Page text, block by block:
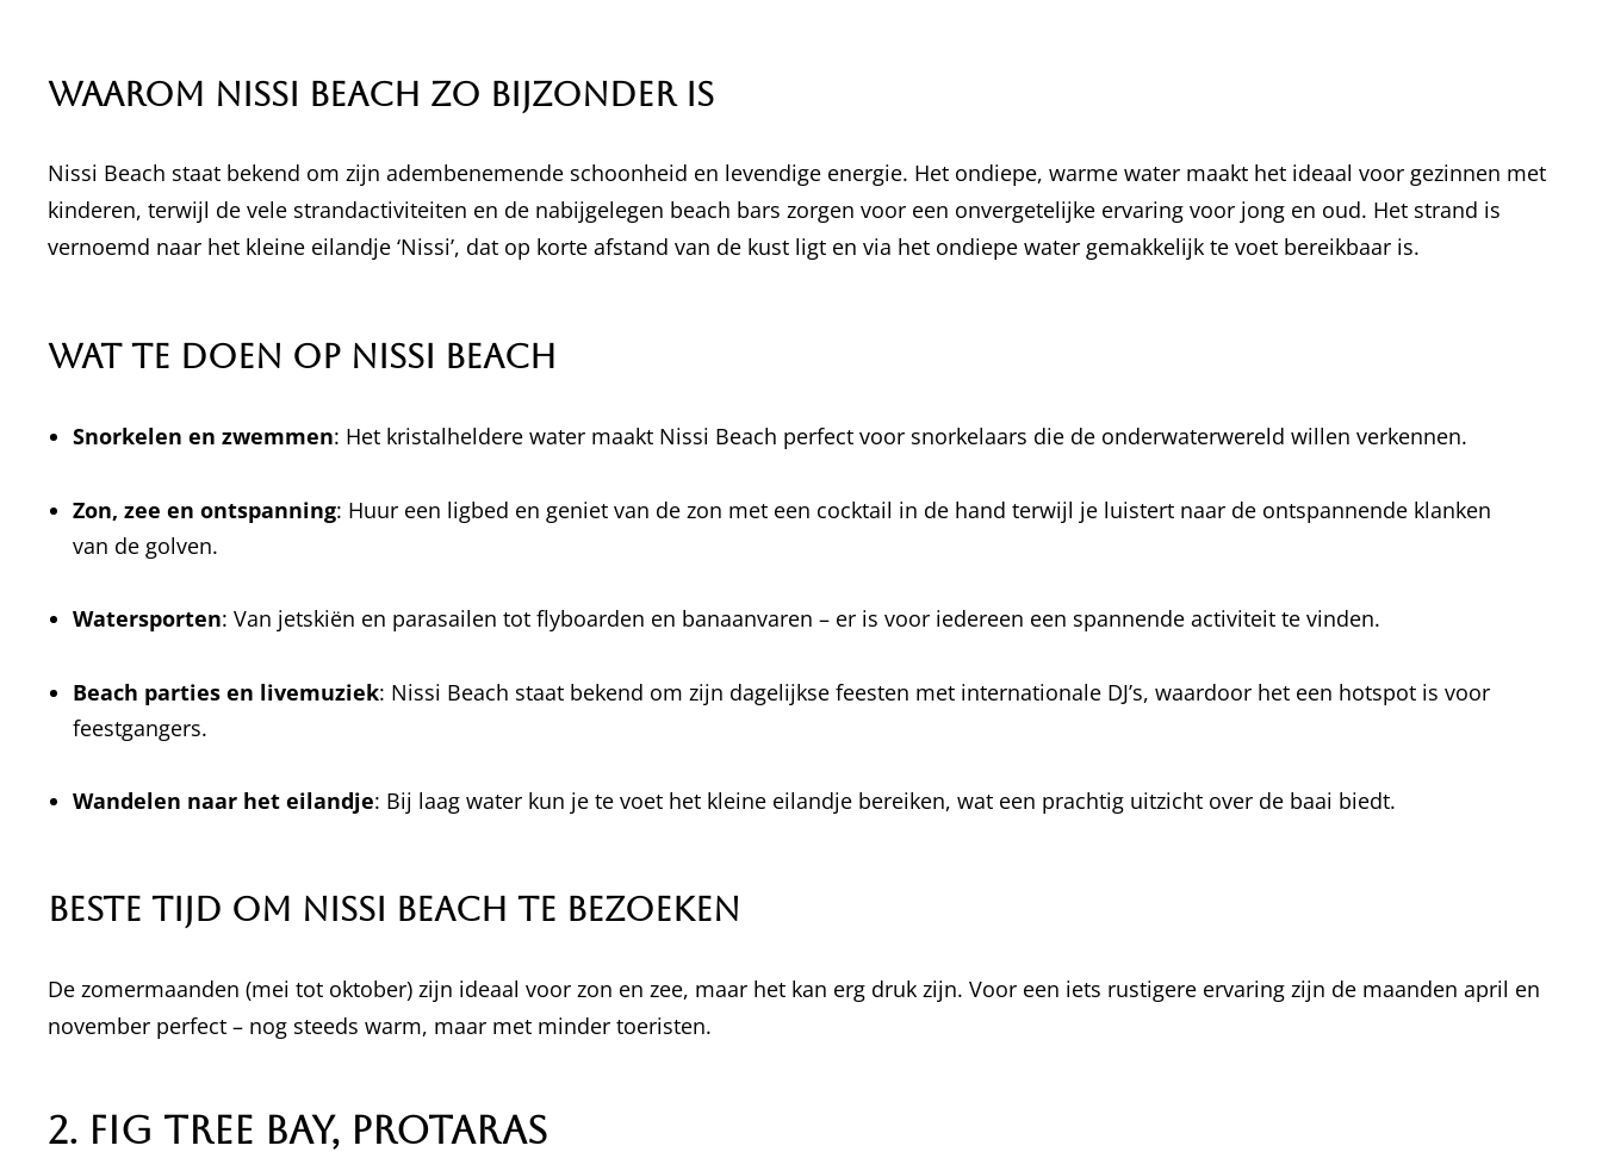
Waarom Nissi Beach zo bijzonder is
Nissi Beach staat bekend om zijn adembenemende schoonheid en levendige energie. Het ondiepe, warme water maakt het ideaal voor gezinnen met
kinderen, terwijl de vele strandactiviteiten en de nabijgelegen beach bars zorgen voor een onvergetelijke ervaring voor jong en oud. Het strand is
vernoemd naar het kleine eilandje ‘Nissi’, dat op korte afstand van de kust ligt en via het ondiepe water gemakkelijk te voet bereikbaar is.
Wat te doen op Nissi Beach
Snorkelen en zwemmen: Het kristalheldere water maakt Nissi Beach perfect voor snorkelaars die de onderwaterwereld willen verkennen.
Zon, zee en ontspanning: Huur een ligbed en geniet van de zon met een cocktail in de hand terwijl je luistert naar de ontspannende klanken
van de golven.
Watersporten: Van jetskiën en parasailen tot flyboarden en banaanvaren – er is voor iedereen een spannende activiteit te vinden.
Beach parties en livemuziek: Nissi Beach staat bekend om zijn dagelijkse feesten met internationale DJ’s, waardoor het een hotspot is voor
feestgangers.
Wandelen naar het eilandje: Bij laag water kun je te voet het kleine eilandje bereiken, wat een prachtig uitzicht over de baai biedt.
Beste tijd om Nissi Beach te bezoeken
De zomermaanden (mei tot oktober) zijn ideaal voor zon en zee, maar het kan erg druk zijn. Voor een iets rustigere ervaring zijn de maanden april en
november perfect – nog steeds warm, maar met minder toeristen.
2. Fig Tree Bay, Protaras